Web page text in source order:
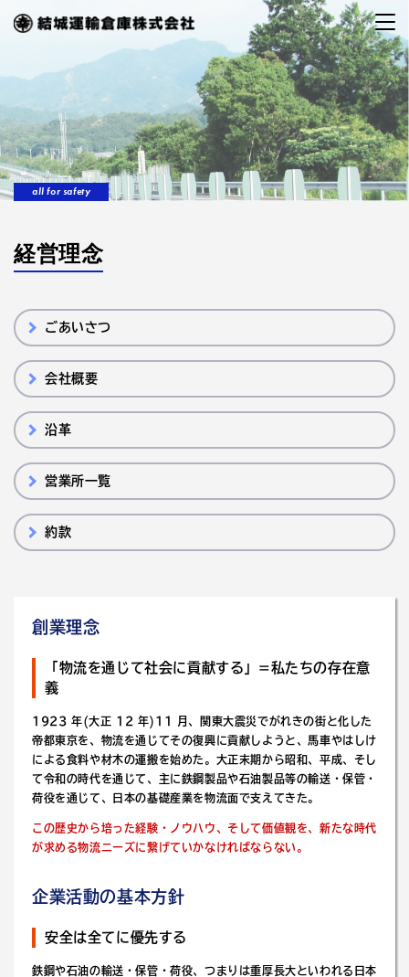
all for safety
経営理念
ごあいさつ
会社概要
沿革
営業所一覧
約款
創業理念
「物流を通じて社会に貢献する」=私たちの存在意
義
1923 年(大正 12 年)11 月、関東大震災でがれきの街と化した
帝都東京を、物流を通じてその復興に貢献しようと、馬車やはしけ
による食料や材木の運搬を始めた。大正末期から昭和、平成、そし
て令和の時代を通じて、主に鉄鋼製品や石油製品等の輸送・保管・
荷役を通じて、日本の基礎産業を物流面で支えてきた。
この歴史から培った経験・ノウハウ、そして価値観を、新たな時代
が求める物流ニーズに繋げていかなければならない。
企業活動の基本方針
安全は全てに優先する
鉄鋼や石油の輸送・保管・荷役、つまりは重厚長大といわれる日本